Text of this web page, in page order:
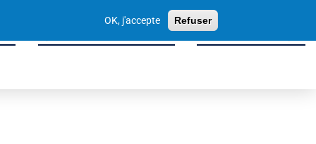
OK, j'accepte Refuser
Sport, Culture & Loisirs Tissu Économique